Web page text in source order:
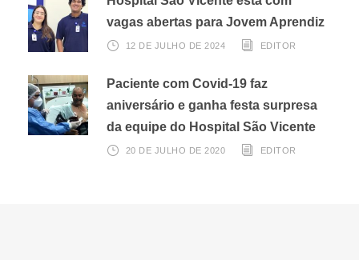
vagas abertas para Jovem Aprendiz
12 DE JULHO DE 2024 EDITOR
Paciente com Covid-19 faz
aniversário e ganha festa surpresa
da equipe do Hospital São Vicente
20 DE JULHO DE 2020 EDITOR